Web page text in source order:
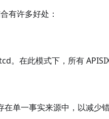
有许多好处：
。在此模式下，所有
在单一事实来源中，以减少